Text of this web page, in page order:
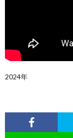
2024年